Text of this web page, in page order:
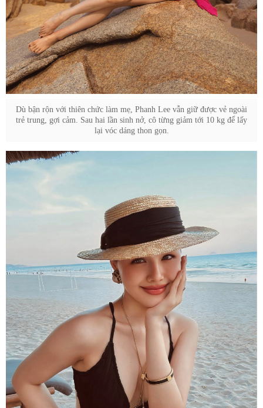
Dù bận rộn với thiên chức làm mẹ, Phanh Lee vẫn giữ được vẻ ngoài
trẻ trung, gợi cảm. Sau hai lần sinh nở, cô từng giảm tới 10 kg để lấy
lại vóc dáng thon gọn.